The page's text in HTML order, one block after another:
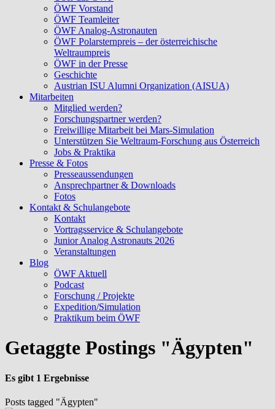
ÖWF Vorstand
ÖWF Teamleiter
ÖWF Analog-Astronauten
ÖWF Polarsternpreis – der österreichische
Weltraumpreis
ÖWF in der Presse
Geschichte
Austrian ISU Alumni Organization (AISUA)
Mitarbeiten
Mitglied werden?
Forschungspartner werden?
Freiwillige Mitarbeit bei Mars-Simulation
Unterstützen Sie Weltraum-Forschung aus Österreich
Jobs & Praktika
Presse & Fotos
Presseaussendungen
Ansprechpartner & Downloads
Fotos
Kontakt & Schulangebote
Kontakt
Vortragsservice & Schulangebote
Junior Analog Astronauts 2026
Veranstaltungen
Blog
ÖWF Aktuell
Podcast
Forschung / Projekte
Expedition/Simulation
Praktikum beim ÖWF
Getaggte Postings "Ägypten"
Es gibt 1 Ergebnisse
Posts tagged "Ägypten"